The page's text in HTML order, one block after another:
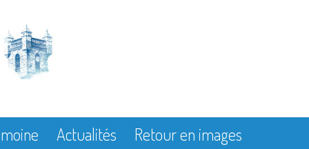
Actualités
Retour en images